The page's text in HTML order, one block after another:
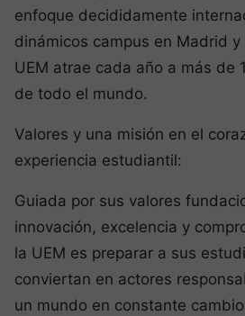
enfoque decididamente
dinámicos campus en Madrid
UEM atrae cada año a más de
de todo el mundo.
Valores y una misión en el
experiencia estudiantil:
Guiada por sus valores
innovación, excelencia y
la UEM es preparar a sus
conviertan en actores
un mundo en constante